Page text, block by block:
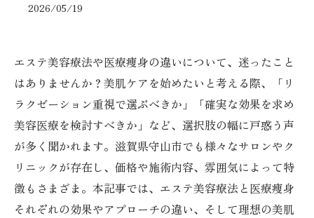
2026/05/19
エステ美容療法や医療痩身の違いについて、迷ったこと
はありませんか？美肌ケアを始めたいと考える際、「リ
ラクゼーション重視で選ぶべきか」「確実な効果を求め
美容医療を検討すべきか」など、選択肢の幅に戸惑う声
が多く聞かれます。滋賀県守山市でも様々なサロンやク
リニックが存在し、価格や施術内容、雰囲気によって特
徴もさまざま。本記事では、エステ美容療法と医療痩身
それぞれの効果やアプローチの違い、そして理想の美肌